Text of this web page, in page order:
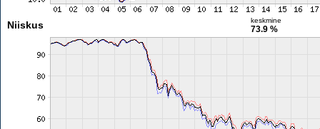
Niiskus keskmine
73.9 %